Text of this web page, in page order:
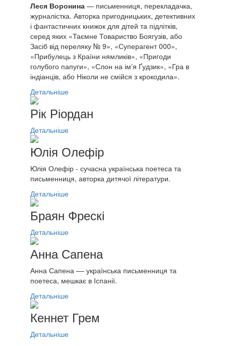
Леся Воронина — письменниця, перекладачка,
журналістка. Авторка пригодницьких, детективних
і фантастичних книжок для дітей та підлітків,
серед яких «Таємне Товариство Боягузів, або
Засіб від переляку № 9», «Суперагент 000»,
«Прибулець з Країни нямликів», «Пригоди
голубого папуги», «Слон на імʼя Ґудзик», «Гра в
індіанців, або Ніколи не смійся з крокодила».
Детальніше
Рік Ріордан
Детальніше
Юлія Олефір
Юлія Олефір - сучасна українська поетеса та
письменниця, авторка дитячої літератури.
Детальніше
Браян Фрескі
Детальніше
Анна Сапена
Анна Сапена –– українська письменниця та
поетеса, мешкає в Іспанії.
Детальніше
Кеннет Грем
Детальніше